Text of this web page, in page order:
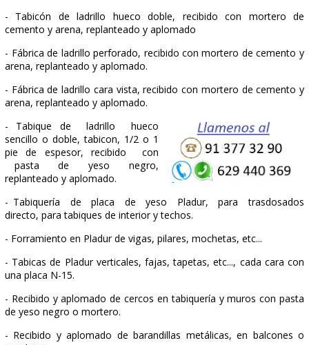
- Hormigones elaborados en central,
incluso vertido, compactado para soleras,
zanjas, zapatas, forjados, etc…
- Hormigones armados para soleras,
zanjas, zapatas, forjados, etc…
- Bordillos de hormigón monocapa.
- Arqueta-sumidero de hormigón HM-20 en drenaje
construida in situ.
- Forjado de 20 + 4 cm. Formado a base de
hormigón pretensadas autor resistentes.
cemento y arena, replanteado y aplomado
- Fábrica de ladrillo perforado, recibido con mortero de
arena, replanteado y aplomado.
- Fábrica de ladrillo cara vista, recibido con mortero de